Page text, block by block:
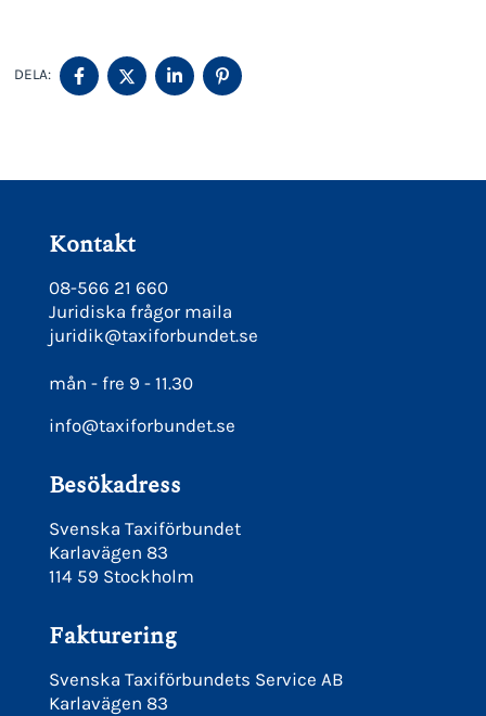
DELA:
DELA
PÅ
DELA
PÅ
DELA
PÅ
DELA
PÅ
Kontakt
08-566 21 660
Juridiska frågor maila
juridik@taxiforbundet.se
mån - fre 9 - 11.30
info@taxiforbundet.se
Besökadress
Svenska Taxiförbundet
Karlavägen 83
114 59 Stockholm
Fakturering
Svenska Taxiförbundets Service AB
Karlavägen 83